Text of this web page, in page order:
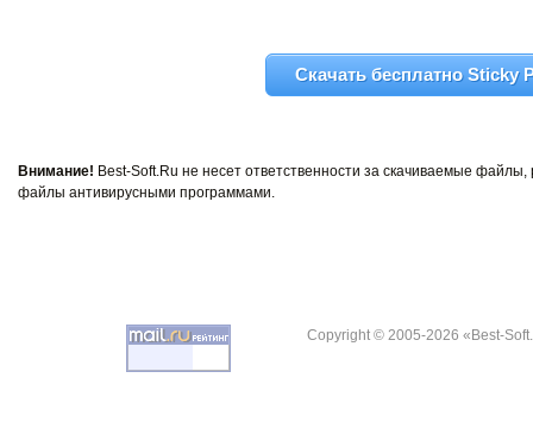
Скачать бесплатно Sticky
Внимание! Best-Soft.Ru не несет ответственности за скачиваемые
файлы антивирусными программами.
Copyright © 2005-2026 «Best-